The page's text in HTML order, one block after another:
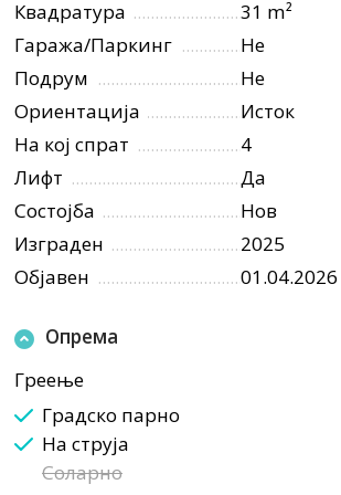
Квадратура
31 m²
Гаража/Паркинг
Не
Подрум
Не
Ориентација
Исток
На кој спрат
4
Лифт
Да
Состојба
Нов
Изграден
2025
Објавен
01.04.2026
Опрема
Греење
Градско парно
На струја
Соларно